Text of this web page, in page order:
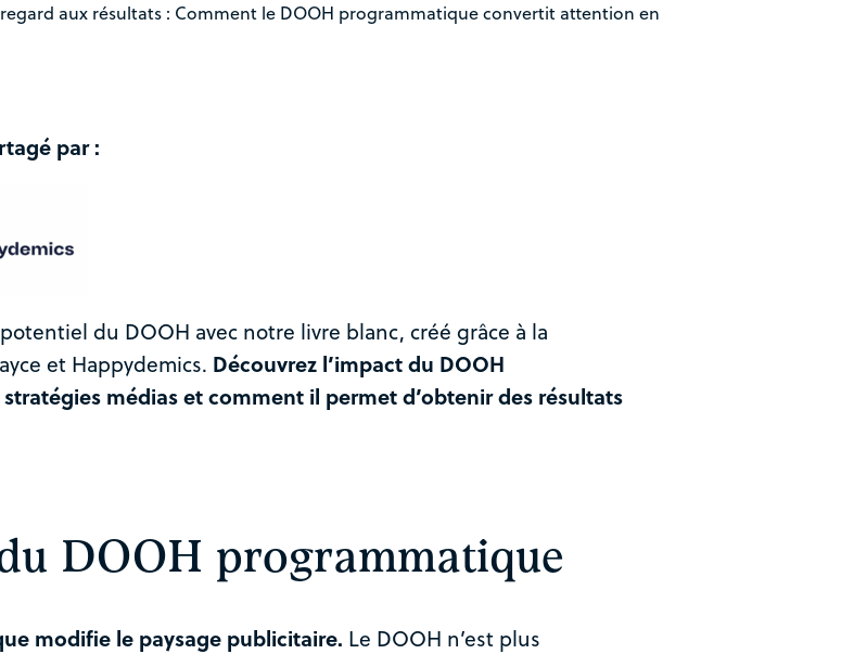
aux résultats : Comment le DOOH programmatique convertit attention en
par :
du DOOH avec notre livre blanc, créé grâce à la
et Happydemics. Découvrez l’impact du DOOH
médias et comment il permet d’obtenir des résultats
DOOH programmatique
modifie le paysage publicitaire. Le DOOH n’est plus